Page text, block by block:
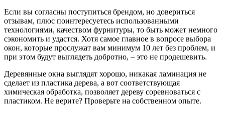
Если вы согласны поступиться брендом, но довериться
отзывам, плюс поинтересуетесь использованными
технологиями, качеством фурнитуры, то быть может немного
сэкономить и удастся. Хотя самое главное в вопросе выбора
окон, которые прослужат вам минимум 10 лет без проблем, и
при этом будут выглядеть добротно, – это не продешевить.
Деревянные окна выглядят хорошо, никакая ламинация не
сделает из пластика дерева, а вот соответствующая
химическая обработка, позволяет дереву соревноваться с
пластиком. Не верите? Проверьте на собственном опыте.